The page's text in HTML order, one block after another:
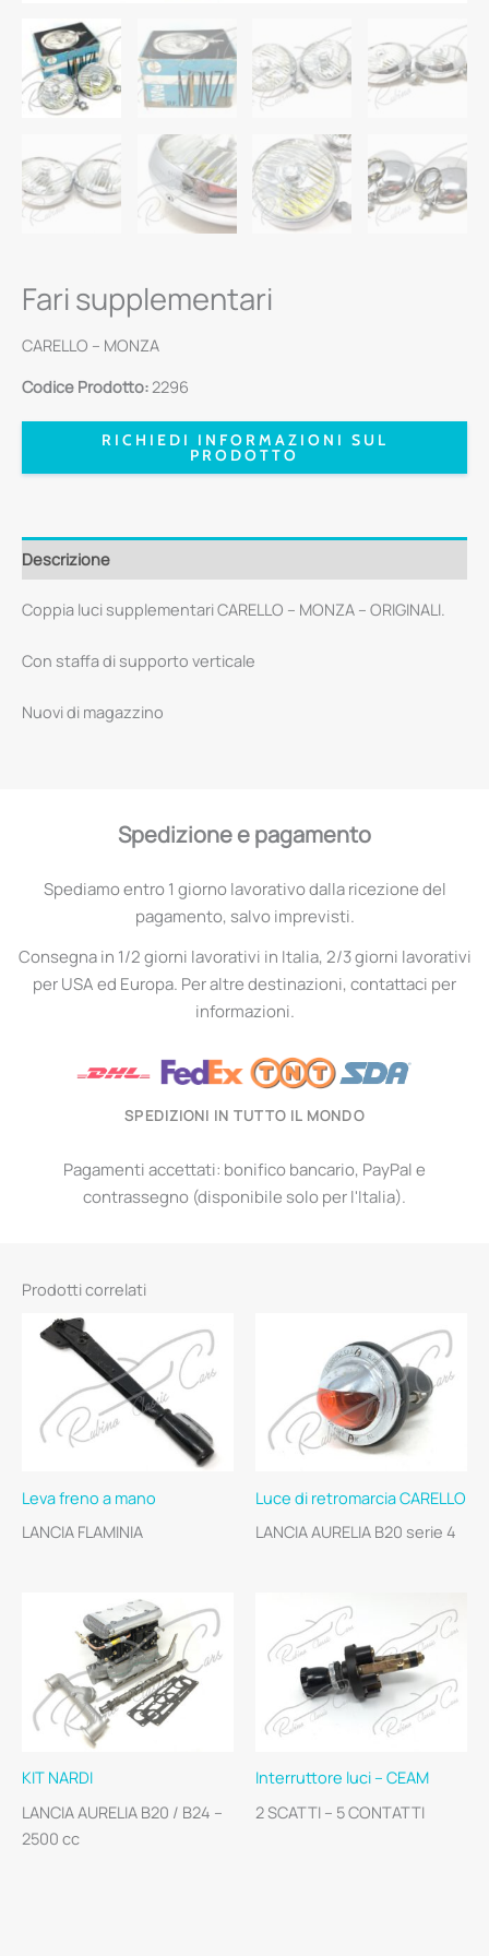
Fari supplementari
CARELLO – MONZA
Codice Prodotto:2296
RICHIEDI INFORMAZIONI SUL
PRODOTTO
Descrizione
Coppia luci supplementari CARELLO – MONZA – ORIGINALI.
Con staffa di supporto verticale
Nuovi di magazzino
Spedizione e pagamento
Spediamo entro 1 giorno lavorativo dalla ricezione del
pagamento, salvo imprevisti.
Consegna in 1/2 giorni lavorativi in Italia, 2/3 giorni lavorativi
per USA ed Europa. Per altre destinazioni, contattaci per
informazioni.
SPEDIZIONI IN TUTTO IL MONDO
Pagamenti accettati: bonifico bancario, PayPal e
contrassegno (disponibile solo per l'Italia).
Prodotti correlati
Leva freno a mano
LANCIA FLAMINIA
Luce di retromarcia CARELLO
LANCIA AURELIA B20 serie 4
KIT NARDI
LANCIA AURELIA B20 / B24 –
2500 cc
Interruttore luci – CEAM
2 SCATTI – 5 CONTATTI